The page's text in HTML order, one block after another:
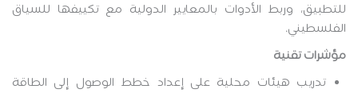
للتطبيق، وربط الأدوات بالمعايير الدولية مع تكييفها للسياق
الفلسطيني.
مؤشرات تقنية
تدريب هيئات محلية على إعداد خطط الوصول إلى الطاقة